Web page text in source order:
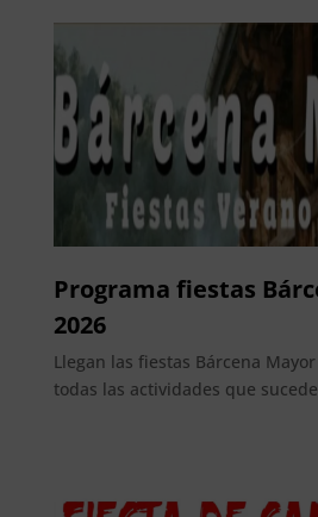
Programa fiestas
2026
Llegan las fiestas Bárcena
todas las actividades que